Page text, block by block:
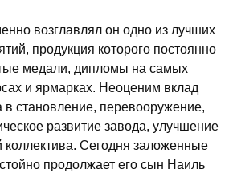
возглавлял он одно из лучших
продукция которого постоянно
медали, дипломы на самых
и ярмарках. Неоценим вклад
становление, перевооружение,
развитие завода, улучшение
Сегодня заложенные
продолжает его сын Наиль